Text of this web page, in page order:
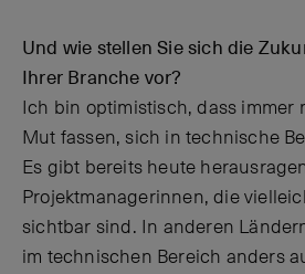
Und wie stellen Sie sich die
Ihrer Branche vor?
Ich bin optimistisch, dass immer
Mut fassen, sich in technische
Es gibt bereits heute
Projektmanagerinnen, die
sichtbar sind. In anderen
im technischen Bereich anders